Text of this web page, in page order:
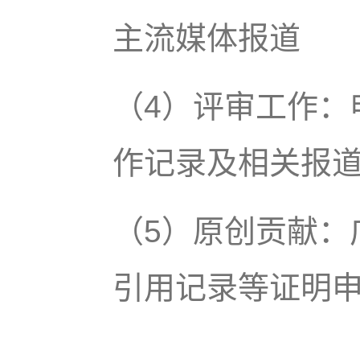
主流媒体报道
（4）评审工作
作记录及相关报
（5）原创贡献
引用记录等证明